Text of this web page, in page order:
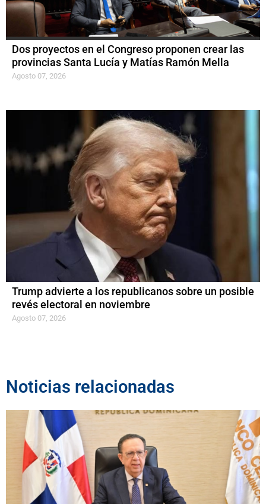
Dos proyectos en el Congreso proponen crear las
provincias Santa Lucía y Matías Ramón Mella
Agosto 07, 2026
Trump advierte a los republicanos sobre un posible
revés electoral en noviembre
Agosto 07, 2026
Noticias relacionadas